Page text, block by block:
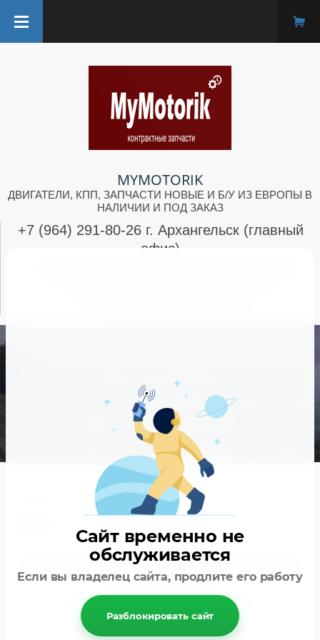
MYMOTORIK
ДВИГАТЕЛИ, КПП, ЗАПЧАСТИ НОВЫЕ И Б/У ИЗ ЕВРОПЫ В
НАЛИЧИИ И ПОД ЗАКАЗ
+7 (964) 291-80-26 г. Архангельск (главный
офис)
Поиск по автомобилю
Поиск по маркировке/номеру
Fiat / Brava/ 2002
Подбор товара
Не нашли то что искали? Оформите
персональный заказ!
Сайт временно не
обслуживается
Если вы владелец сайта, продлите его работу
Разблокировать сайт